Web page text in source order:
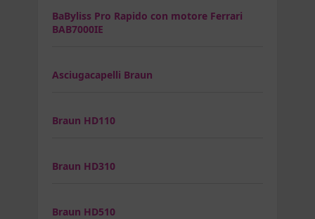
BaByliss Pro Rapido con motore Ferrari
BAB7000IE
Asciugacapelli Braun
Braun HD110
Braun HD310
Braun HD510